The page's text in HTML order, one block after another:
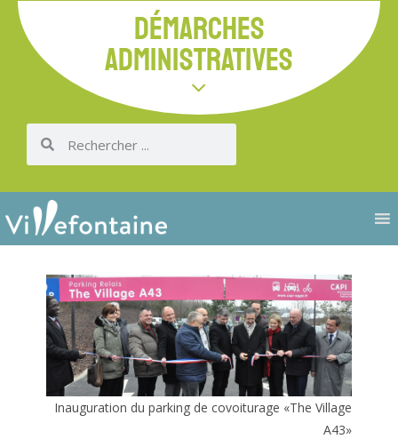
DÉMARCHES
ADMINISTRATIVES
Inauguration du parking de covoiturage «The Village
A43»